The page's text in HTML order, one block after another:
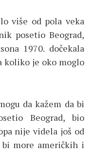
više od pola veka
posetio Beograd,
1970. dočekala
koliko je oko moglo
da kažem da bi
Beograd, bio
nije videla još od
bi more američkih i